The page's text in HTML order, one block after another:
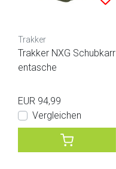
Trakker
Trakker NXG Schubkarr
entasche
EUR 94,99
Vergleichen